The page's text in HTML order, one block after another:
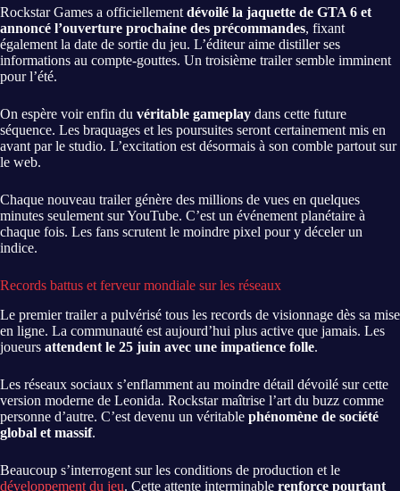
Rockstar Games a officiellement dévoilé la jaquette de GTA 6 et
annoncé l’ouverture prochaine des précommandes, fixant
également la date de sortie du jeu. L’éditeur aime distiller ses
informations au compte-gouttes. Un troisième trailer semble imminent
pour l’été.
On espère voir enfin du véritable gameplay dans cette future
séquence. Les braquages et les poursuites seront certainement mis en
avant par le studio. L’excitation est désormais à son comble partout sur
le web.
Chaque nouveau trailer génère des millions de vues en quelques
minutes seulement sur YouTube. C’est un événement planétaire à
chaque fois. Les fans scrutent le moindre pixel pour y déceler un
indice.
Records battus et ferveur mondiale sur les réseaux
Le premier trailer a pulvérisé tous les records de visionnage dès sa mise
en ligne. La communauté est aujourd’hui plus active que jamais. Les
joueurs attendent le 25 juin avec une impatience folle.
Les réseaux sociaux s’enflamment au moindre détail dévoilé sur cette
version moderne de Leonida. Rockstar maîtrise l’art du buzz comme
personne d’autre. C’est devenu un véritable phénomène de société
global et massif.
Beaucoup s’interrogent sur les conditions de production et le
développement du jeu. Cette attente interminable renforce pourtant